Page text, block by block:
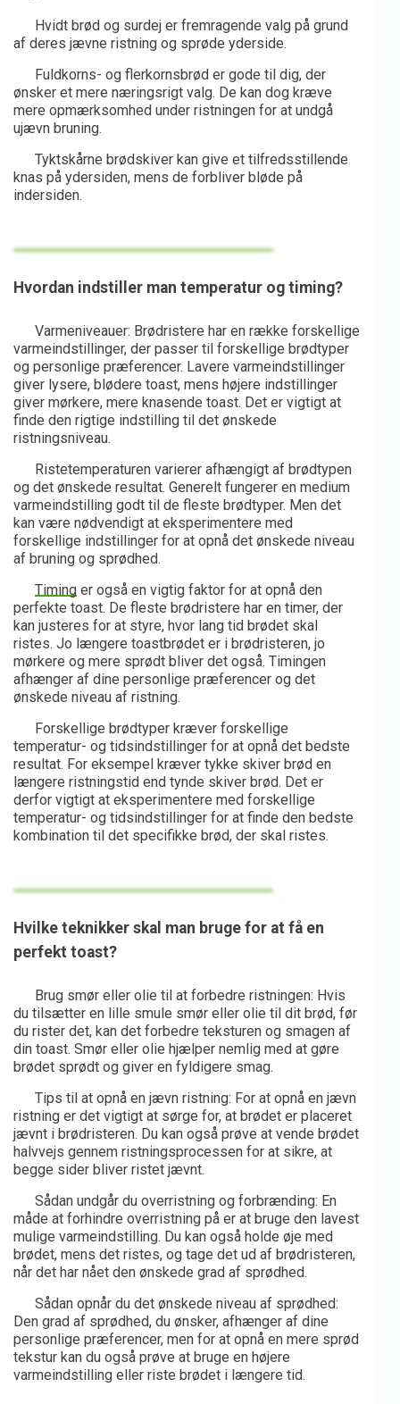
Hvidt brød og surdej er fremragende valg på grund
af deres jævne ristning og sprøde yderside.
Fuldkorns- og flerkornsbrød er gode til dig, der
ønsker et mere næringsrigt valg. De kan dog kræve
mere opmærksomhed under ristningen for at undgå
ujævn bruning.
Tyktskårne brødskiver kan give et tilfredsstillende
knas på ydersiden, mens de forbliver bløde på
indersiden.
Hvordan indstiller man temperatur og timing?
Varmeniveauer: Brødristere har en række forskellige
varmeindstillinger, der passer til forskellige brødtyper
og personlige præferencer. Lavere varmeindstillinger
giver lysere, blødere toast, mens højere indstillinger
giver mørkere, mere knasende toast. Det er vigtigt at
finde den rigtige indstilling til det ønskede
ristningsniveau.
Ristetemperaturen varierer afhængigt af brødtypen
og det ønskede resultat. Generelt fungerer en medium
varmeindstilling godt til de fleste brødtyper. Men det
kan være nødvendigt at eksperimentere med
forskellige indstillinger for at opnå det ønskede niveau
af bruning og sprødhed.
Timing er også en vigtig faktor for at opnå den
perfekte toast. De fleste brødristere har en timer, der
kan justeres for at styre, hvor lang tid brødet skal
ristes. Jo længere toastbrødet er i brødristeren, jo
mørkere og mere sprødt bliver det også. Timingen
afhænger af dine personlige præferencer og det
ønskede niveau af ristning.
Forskellige brødtyper kræver forskellige
temperatur- og tidsindstillinger for at opnå det bedste
resultat. For eksempel kræver tykke skiver brød en
længere ristningstid end tynde skiver brød. Det er
derfor vigtigt at eksperimentere med forskellige
temperatur- og tidsindstillinger for at finde den bedste
kombination til det specifikke brød, der skal ristes.
Hvilke teknikker skal man bruge for at få en
perfekt toast?
Brug smør eller olie til at forbedre ristningen: Hvis
du tilsætter en lille smule smør eller olie til dit brød, før
du rister det, kan det forbedre teksturen og smagen af
din toast. Smør eller olie hjælper nemlig med at gøre
brødet sprødt og giver en fyldigere smag.
Tips til at opnå en jævn ristning: For at opnå en jævn
ristning er det vigtigt at sørge for, at brødet er placeret
jævnt i brødristeren. Du kan også prøve at vende brødet
halvvejs gennem ristningsprocessen for at sikre, at
begge sider bliver ristet jævnt.
Sådan undgår du overristning og forbrænding: En
måde at forhindre overristning på er at bruge den lavest
mulige varmeindstilling. Du kan også holde øje med
brødet, mens det ristes, og tage det ud af brødristeren,
når det har nået den ønskede grad af sprødhed.
Sådan opnår du det ønskede niveau af sprødhed:
Den grad af sprødhed, du ønsker, afhænger af dine
personlige præferencer, men for at opnå en mere sprød
tekstur kan du også prøve at bruge en højere
varmeindstilling eller riste brødet i længere tid.